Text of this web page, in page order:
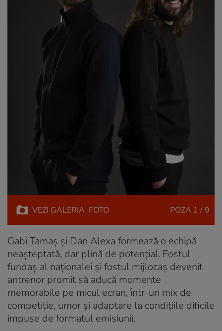
VEZI GALERIA FOTO POZA 1 / 9
Gabi Tamaș și Dan Alexa formează o echipă
neașteptată, dar plină de potențial. Fostul
fundaș al naționalei și fostul mijlocaș devenit
antrenor promit să aducă momente
memorabile pe micul ecran, într-un mix de
competiție, umor și adaptare la condițiile dificile
impuse de formatul emisiunii.